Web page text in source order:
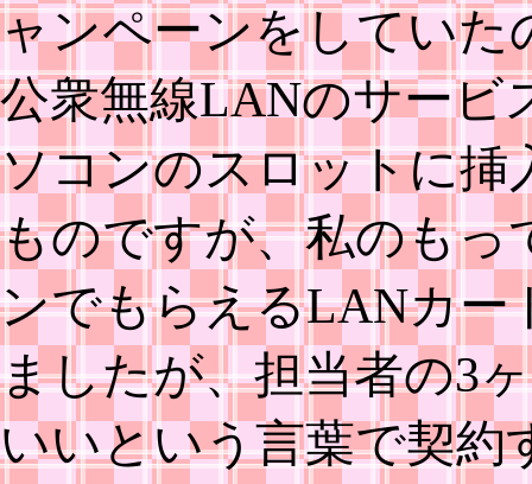
ャンペーンをしていた
公衆無線LANのサービ
ソコンのスロットに挿
ものですが、私のもっ
ンでもらえるLANカー
ましたが、担当者の3
いいという言葉で契約